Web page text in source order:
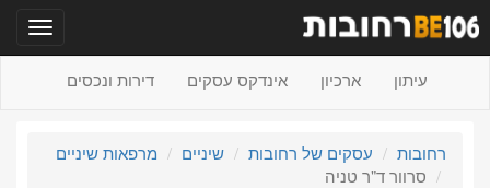
עיתון ארכיון אינדקס עסקים דירות ונכסים
רחובות עסקים של רחובות שיניים
מרפאות שיניים
סרוור ד"ר טניה